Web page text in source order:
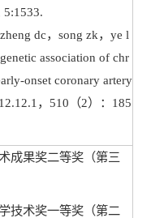
5:1533.
zheng dc， song zk， ye l
association of chr
onset coronary artery
， 510 （2）： 185
成果奖二等奖（第三
技术奖一等奖（第二